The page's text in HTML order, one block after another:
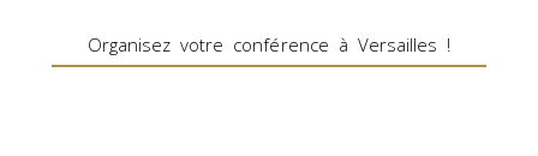
Organisez votre conférence à Versailles !